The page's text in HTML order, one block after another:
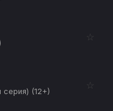
☆
(12+)
☆